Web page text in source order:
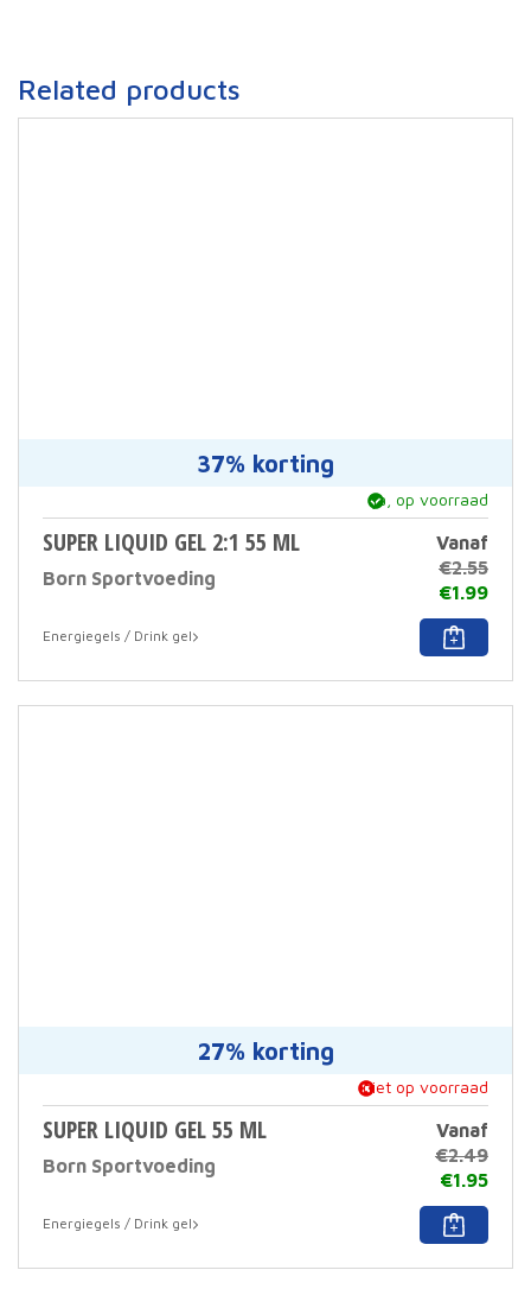
Related products
37% korting
ja, op voorraad
SUPER LIQUID GEL 2:1 55 ML
Born Sportvoeding
Vanaf
€2.55
€1.99
Energiegels / Drink gel
This
27% korting
niet op voorraad
SUPER LIQUID GEL 55 ML
Born Sportvoeding
Vanaf
€2.49
€1.95
Energiegels / Drink gel
This